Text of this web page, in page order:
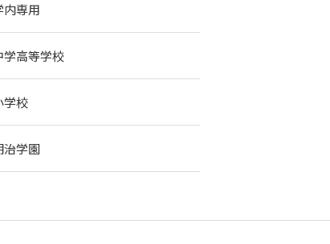
内専用
学高等学校
学校
治学園